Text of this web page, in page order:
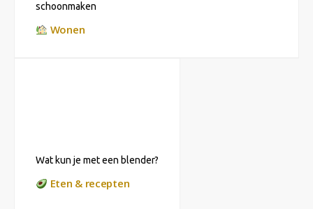
schoonmaken
Wonen
Wat kun je met een blender?
Eten & recepten